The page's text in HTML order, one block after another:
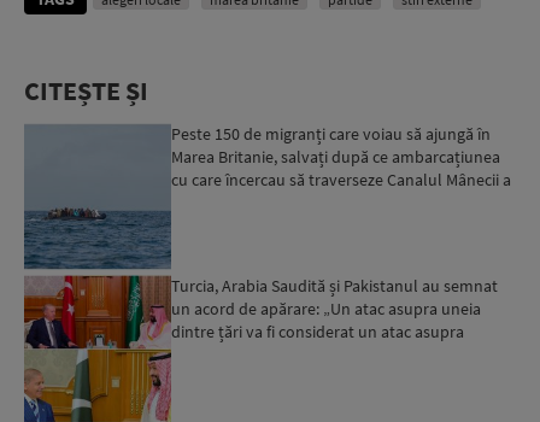
CITEȘTE ȘI
Peste 150 de migranți care voiau să ajungă în
Marea Britanie, salvați după ce ambarcațiunea
cu care încercau să traverseze Canalul Mânecii a
Turcia, Arabia Saudită și Pakistanul au semnat
un acord de apărare: „Un atac asupra uneia
dintre țări va fi considerat un atac asupra